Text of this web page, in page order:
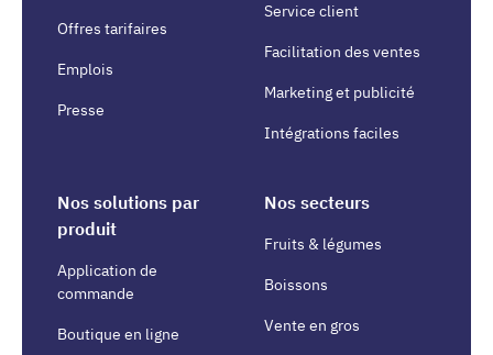
Offres tarifaires
Emplois
Presse
Service client
Facilitation des ventes
Marketing et publicité
Intégrations faciles
Nos solutions par
produit
Application de
commande
Boutique en ligne
Nos secteurs
Fruits & légumes
Boissons
Vente en gros